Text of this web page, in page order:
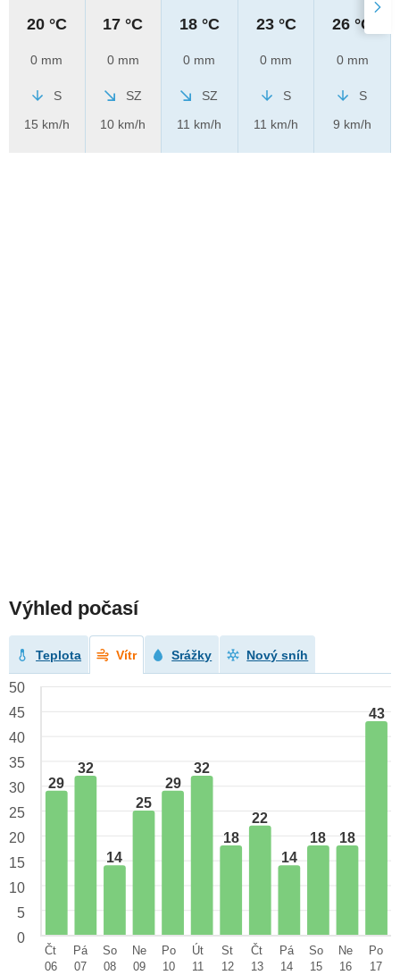
20 °C
0 mm
S
15 km/h
17 °C
0 mm
SZ
10 km/h
18 °C
0 mm
SZ
11 km/h
23 °C
0 mm
S
11 km/h
26 °C
0 mm
S
9 km/h
Výhled počasí
Teplota Vítr Srážky Nový sníh
29
32
14
25
29
32
18
22
14
18 18
43
50
45
40
35
30
25
20
15
10
5
0
Čt
06
Pá
07
So
08
Ne
09
Po
10
Út
11
St
12
Čt
13
Pá
14
So
15
Ne
16
Po
17